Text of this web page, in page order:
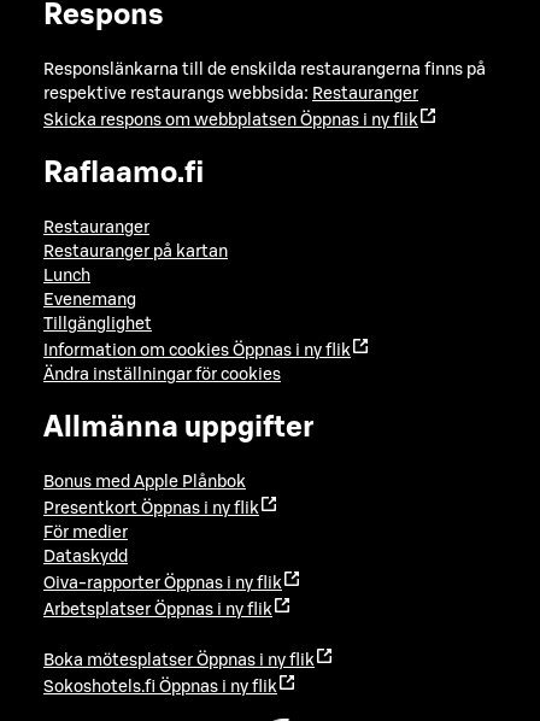
Respons
Responslänkarna till de enskilda restaurangerna finns på
respektive restaurangs webbsida: Restauranger
Skicka respons om webbplatsen Öppnas i ny flik
Raflaamo.fi
Restauranger
Restauranger på kartan
Lunch
Evenemang
Tillgänglighet
Information om cookies Öppnas i ny flik
Ändra inställningar för cookies
Allmänna uppgifter
Bonus med Apple Plånbok
Presentkort Öppnas i ny flik
För medier
Dataskydd
Oiva-rapporter Öppnas i ny flik
Arbetsplatser Öppnas i ny flik
Boka mötesplatser Öppnas i ny flik
Sokoshotels.fi Öppnas i ny flik